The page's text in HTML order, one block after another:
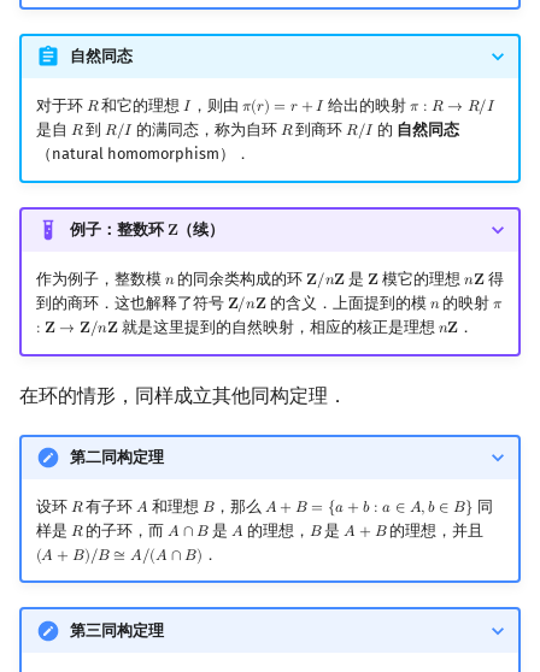
自然同态
对于环 𝑅
R和它的理想𝐼
I，则由 𝜋(𝑟) = 𝑟 +𝐼
π(r)= r+ I 给出的映射 𝜋 : 𝑅 → 𝑅/𝐼
π R→ R/ I
是自 𝑅
R到𝑅/𝐼
R/I 的满同态，称为自环 𝑅
R到商环𝑅/𝐼
R/I 的 自然同态
（natural homomorphism）．
例子：整数环 𝐙
Z（续）
作为例子，整数模 𝑛
n的同余类构成的环 𝐙/𝑛𝐙
Z/nZ 是 𝐙
Z 模它的理想𝑛𝐙
nZ得
到的商环．这也解释了符号 𝐙/𝑛𝐙
Z/nZ 的含义．上面提到的模 𝑛
n的映射𝜋
: 𝐙 → 𝐙/𝑛𝐙
π
就是这里提到的自然映射，相应的核正是理想 𝑛𝐙
nZ ．
在环的情形，同样成立其他同构定理．
第二同构定理
设环 𝑅
R有子环 𝐴
A 和理想 𝐵
B，那么 𝐴 + 𝐵 = {𝑎 + 𝑏 : 𝑎 ∈ 𝐴,𝑏 ∈ 𝐵}
A+ B={a +b :a∈A ,b ∈B }
同
样是 𝑅
R的子环，而 𝐴 ∩𝐵
A∩B 是 𝐴
A 的理想， 𝐵
B是 𝐴 + 𝐵
A+ B 的理想，并且
(𝐴 + 𝐵)/𝐵≅ 𝐴/(𝐴 ∩𝐵)
(A+ B) /B≅A /(A∩B) ．
第三同构定理